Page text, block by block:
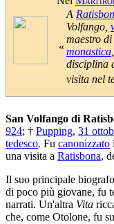
«
A
Volfango,
maestro
monastica
disciplina
visita nel
San Volfango di
924; † Pupping, 31
tedesco. Fu canonizzato
una visita a Ratisbona,
Il suo principale
di poco più giovane, fu
narrati. Un'altra Vita
che, come Otolone, fu